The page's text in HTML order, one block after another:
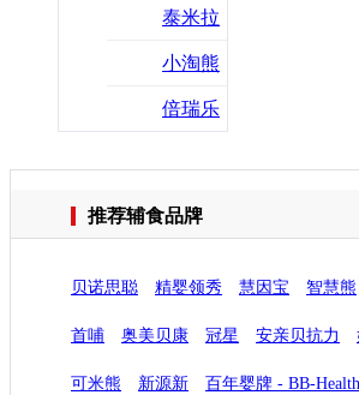
泰米拉
小淘熊
倍瑞乐
推荐辅食品牌
贝诺思聪 精婴领秀 慧因宝 智慧熊
首哺 奥美贝康 冠星 安亲贝抗力
可米熊 新源新 百年婴牌 - BB-Health